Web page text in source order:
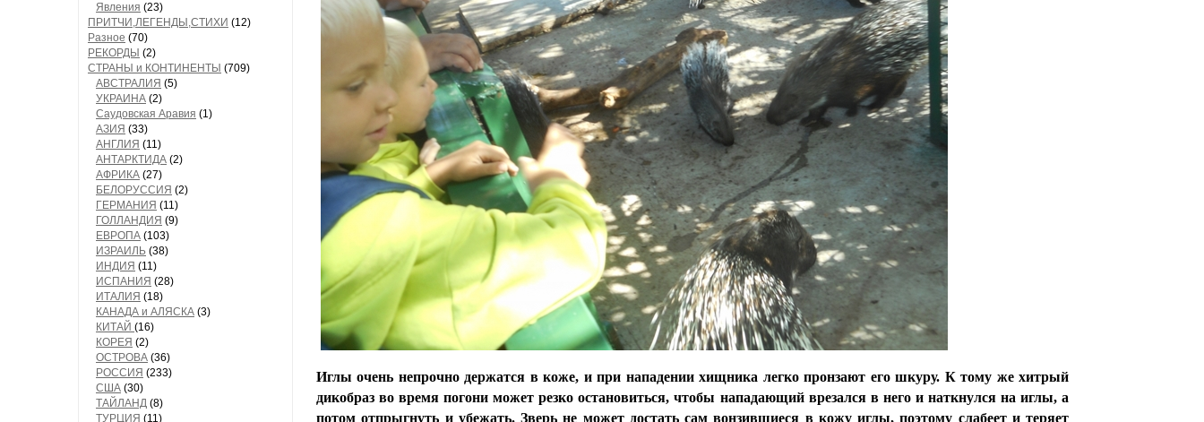
Явления (23)
ПРИТЧИ,ЛЕГЕНДЫ,СТИХИ (12)
Разное (70)
РЕКОРДЫ (2)
СТРАНЫ и КОНТИНЕНТЫ (709)
АВСТРАЛИЯ (5)
УКРАИНА (2)
Саудовская Аравия (1)
АЗИЯ (33)
АНГЛИЯ (11)
АНТАРКТИДА (2)
АФРИКА (27)
БЕЛОРУССИЯ (2)
ГЕРМАНИЯ (11)
ГОЛЛАНДИЯ (9)
ЕВРОПА (103)
ИЗРАИЛЬ (38)
ИНДИЯ (11)
ИСПАНИЯ (28)
ИТАЛИЯ (18)
КАНАДА и АЛЯСКА (3)
КИТАЙ (16)
КОРЕЯ (2)
ОСТРОВА (36)
РОССИЯ (233)
США (30)
ТАЙЛАНД (8)
ТУРЦИЯ (11)
Иглы очень непрочно держатся в коже, и при нападении хищника легко пронзают его шкуру. К тому же хитрый
дикобраз во время погони может резко остановиться, чтобы нападающий врезался в него и наткнулся на иглы, а
потом отпрыгнуть и убежать. Зверь не может достать сам вонзившиеся в кожу иглы, поэтому слабеет и теряет